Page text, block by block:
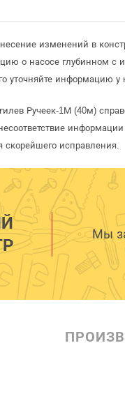
изменений в
о насосе глубинном
уточняйте информацию у
Ручеек-1М (40м)
скорейшего исправления.
Мы